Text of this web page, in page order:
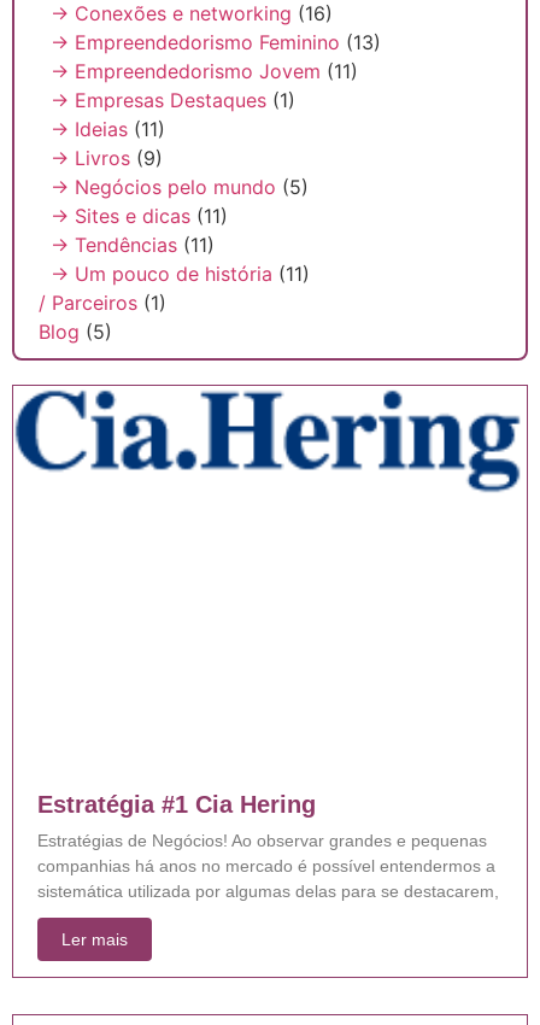
Estratégia #1 Cia Hering
Estratégias de Negócios! Ao observar grandes e pequenas
companhias há anos no mercado é possível entendermos a
sistemática utilizada por algumas delas para se destacarem,
Ler mais
→ Conexões e networking (16)
→ Empreendedorismo Feminino (13)
→ Empreendedorismo Jovem (11)
→ Empresas Destaques (1)
→ Ideias (11)
→ Livros (9)
→ Negócios pelo mundo (5)
→ Sites e dicas (11)
→ Tendências (11)
→ Um pouco de história (11)
/ Parceiros (1)
Blog (5)